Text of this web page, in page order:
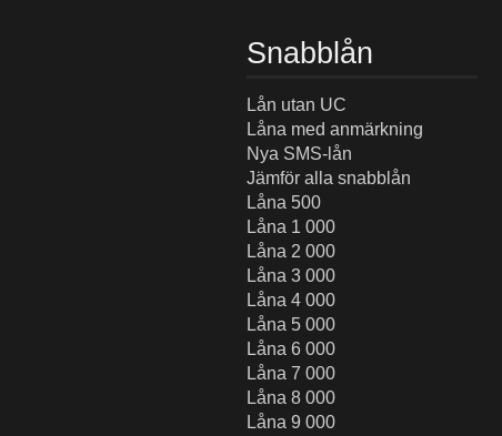
Snabblån
Lån utan UC
Låna med anmärkning
Nya SMS-lån
Jämför alla snabblån
Låna 500
Låna 1 000
Låna 2 000
Låna 3 000
Låna 4 000
Låna 5 000
Låna 6 000
Låna 7 000
Låna 8 000
Låna 9 000